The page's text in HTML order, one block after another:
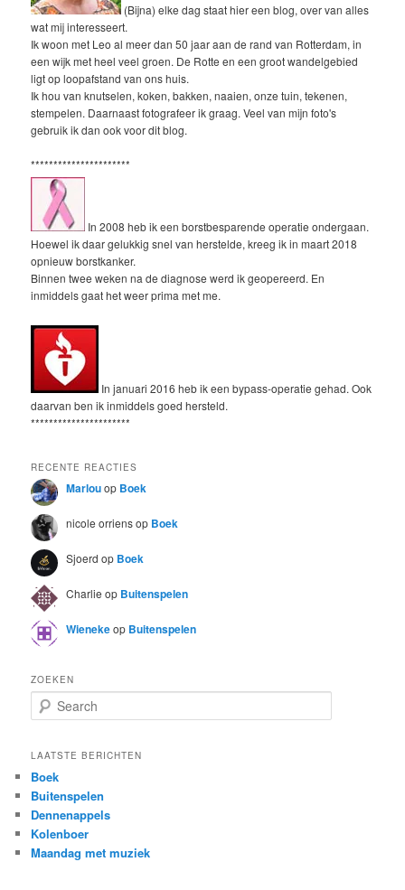
(Bijna) elke dag staat hier een blog, over van alles
wat mij interesseert.
Ik woon met Leo al meer dan 50 jaar aan de rand van Rotterdam, in
een wijk met heel veel groen. De Rotte en een groot wandelgebied
ligt op loopafstand van ons huis.
Ik hou van knutselen, koken, bakken, naaien, onze tuin, tekenen,
stempelen. Daarnaast fotografeer ik graag. Veel van mijn foto's
gebruik ik dan ook voor dit blog.
**********************
In 2008 heb ik een borstbesparende operatie ondergaan.
Hoewel ik daar gelukkig snel van herstelde, kreeg ik in maart 2018
opnieuw borstkanker.
Binnen twee weken na de diagnose werd ik geopereerd. En
inmiddels gaat het weer prima met me.
In januari 2016 heb ik een bypass-operatie gehad. Ook
daarvan ben ik inmiddels goed hersteld.
**********************
RECENTE REACTIES
Marlouop Boek
nicole orriensop Boek
Sjoerd op Boek
Charlie op Buitenspelen
Wienekeop Buitenspelen
ZOEKEN
e
r
h
LAATSTE BERICHTEN
Boek
Buitenspelen
Dennenappels
Kolenboer
Maandag met muziek